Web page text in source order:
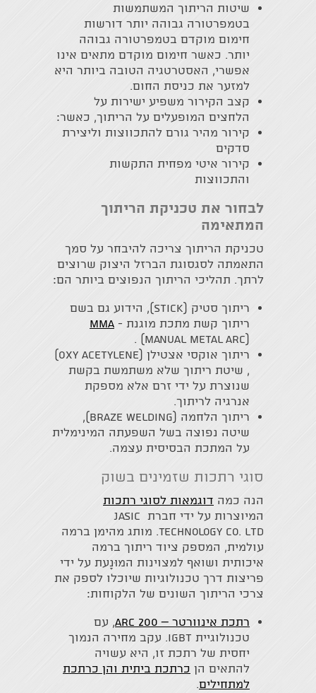
שיטות הריתוך המשתמשות
בטמפרטורה גבוהה יותר דורשות
חימום מוקדם בטמפרטורה גבוהה
יותר. כאשר חימום מוקדם מתאים אינו
אפשרי, האסטרטגיה הטובה ביותר היא
למזער את כניסת החום.
קצב הקירור משפיע ישירות על
הלחצים המופעלים על הריתוך, כאשר:
קירור מהיר גורם להתכווצות וליצירת
סדקים
קירור איטי מפחית התקשות
והתכווצות
לבחור את טכניקת הריתוך
המתאימה
טכניקת הריתוך צריכה להיבחר על סמך
התאמתה לסגסוגת הברזל היצוק שרוצים
לרתך. תהליכי הריתוך הנפוצים ביותר הם:
ריתוך סטיק (Stick), הידוע גם בשם
ריתוך קשת מתכת מוגנת - MMA
(Manual Metal Arc) .
ריתוך אוקסי אצטילן (Oxy acetylene)
, שיטת ריתוך שלא משתמשת בקשת
שנוצרת על ידי זרם אלא מספקת
אנרגיה לריתוך.
ריתוך הלחמה (Braze welding),
שיטה נפוצה בשל השפעתה המינימלית
על המתכת הבסיסית עצמה.
סוגי רתכות שזמינים בשוק
הנה כמה דוגמאות לסוגי רתכות
המיוצרות על ידי חברת JASIC
Technology Co. Ltd. מותג מהימן ברמה
עולמית, המספק ציוד ריתוך ברמה
איכותית ושואף למצוינות המוּנָעת על ידי
פריצות דרך טכנולוגיות שיוכלו לספק את
צרכי הריתוך השונים של הלקוחות:
רתכת אינוורטר – ARC 200
, עם
טכנולוגיית IGBT. עקב מחירה הנמוך
יחסית של רתכת זו, היא עשויה
להתאים הן כרתכת ביתית והן כרתכת
למתחילים.